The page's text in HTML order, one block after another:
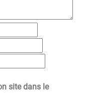
site dans le